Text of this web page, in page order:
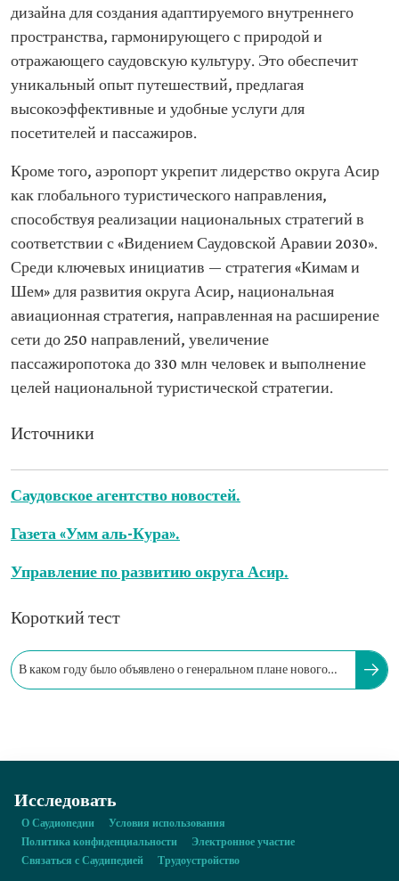
дизайна для создания адаптируемого внутреннего
пространства, гармонирующего с природой и
отражающего саудовскую культуру. Это обеспечит
уникальный опыт путешествий, предлагая
высокоэффективные и удобные услуги для
посетителей и пассажиров.
Кроме того, аэропорт укрепит лидерство округа Асир
как глобального туристического направления,
способствуя реализации национальных стратегий в
соответствии с «Видением Саудовской Аравии 2030».
Среди ключевых инициатив — стратегия «Кимам и
Шем» для развития округа Асир, национальная
авиационная стратегия, направленная на расширение
сети до 250 направлений, увеличение
пассажиропотока до 330 млн человек и выполнение
целей национальной туристической стратегии.
Источники
Саудовское агентство новостей.
Газета «Умм аль-Кура».
Управление по развитию округа Асир.
Короткий тест
В каком году было объявлено о генеральном плане нового
Исследовать
О Саудиопедии
Условия использования
Политика конфиденциальности
Электронное участие
Связаться с Саудипедией
Трудоустройство